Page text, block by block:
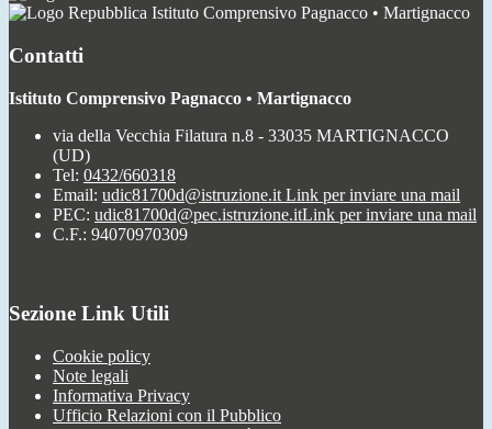
Istituto Comprensivo Pagnacco • Martignacco
Contatti
Istituto Comprensivo Pagnacco • Martignacco
via della Vecchia Filatura n.8 - 33035 MARTIGNACCO
(UD)
Tel: 0432/660318
Email: udic81700d@istruzione.it Link per inviare una mail
PEC: udic81700d@pec.istruzione.itLink per inviare una mail
C.F.: 94070970309
Sezione Link Utili
Cookie policy
Note legali
Informativa Privacy
Ufficio Relazioni con il Pubblico